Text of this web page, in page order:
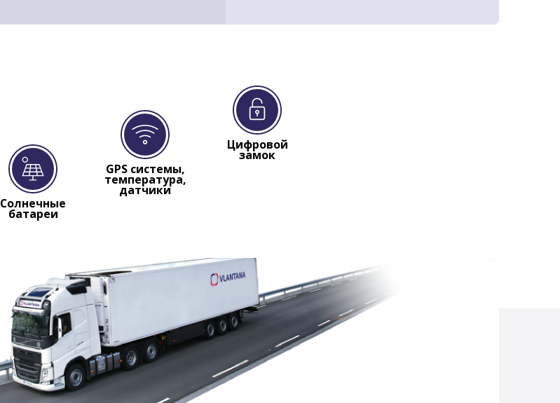
Солнечные
батареи
GPS системы,
температура,
датчики
Цифровой
замок